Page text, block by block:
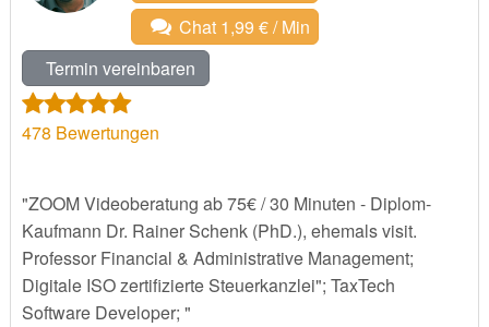
Chat 1,99 € / Min
Termin vereinbaren
478 Bewertungen
"ZOOM Videoberatung ab 75€ / 30 Minuten - Diplom-
Kaufmann Dr. Rainer Schenk (PhD.), ehemals visit.
Professor Financial & Administrative Management;
Digitale ISO zertifizierte Steuerkanzlei"; TaxTech
Software Developer; "